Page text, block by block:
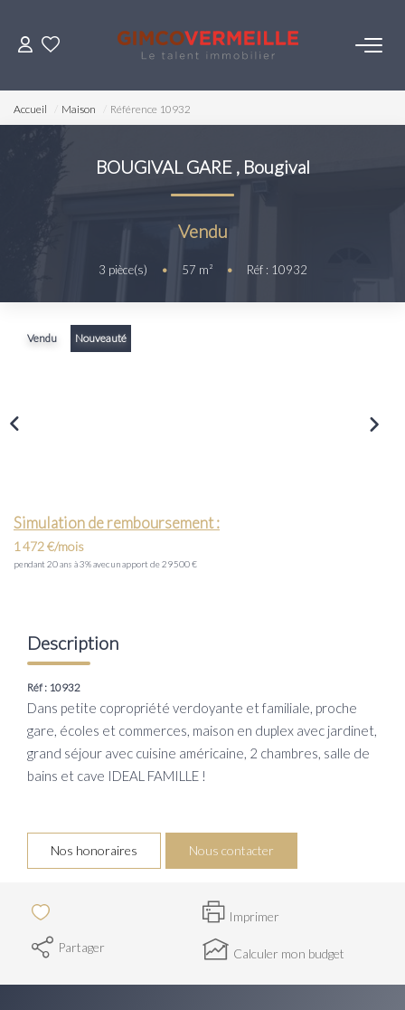
ACHETER
LOUER
NOS SERVICES
ACCÈS CLIENTS
PARRAINAGE
Accueil Maison Référence 10932
BOUGIVAL GARE , Bougival
Vendu
3 pièce(s) • 57 m² • Réf : 10932
Vendu Nouveauté
Simulation de remboursement :
1 472 €/mois
pendant 20 ans à 3% avec un apport de 29 500 €
Description
Réf : 10932
Dans petite copropriété verdoyante et familiale, proche
gare, écoles et commerces, maison en duplex avec jardinet,
grand séjour avec cuisine américaine, 2 chambres, salle de
bains et cave IDEAL FAMILLE !
Nos honoraires Nous contacter
Imprimer
Partager
Calculer mon budget